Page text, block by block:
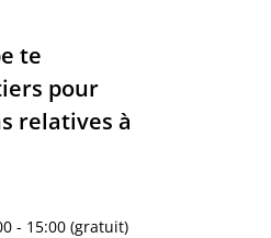
te
pour
relatives à
- 15:00 (gratuit)